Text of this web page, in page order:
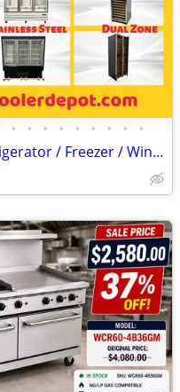
• • • • • • • • •
Merchandiser Glass Door Refrigerator / Freezer / Wine Cooler